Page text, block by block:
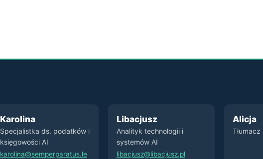
Karolina
Specjalistka ds. podatków i
księgowości AI
karolina@semperparatus.le
Libacjusz
Analityk technologii i
systemów AI
libacjusz@libacjusz.pl
Alicja